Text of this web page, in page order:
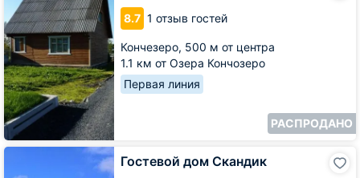
8.7 1 отзыв гостей
Кончезеро, 500 м от центра
1.1 км от Озера Кончозеро
Первая линия
РАСПРОДАНО
Петрозеро
Гостевой дом Скандик
Гостевой